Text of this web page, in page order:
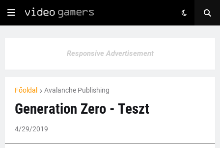
Responsive Advertisement
Főoldal Avalanche Publishing
Generation Zero - Teszt
4/29/2019